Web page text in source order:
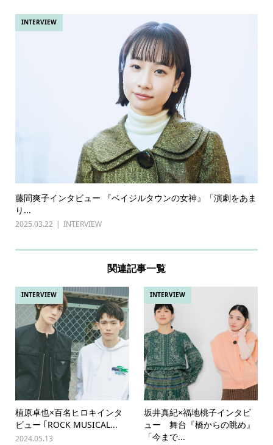
INTERVIEW
藤間爽子インタビュー 『ベイジルタウンの女神』「演劇をあま
り...
2025.03.22 INTERVIEW
関連記事一覧
INTERVIEW
植原卓也×百名ヒロキインタ
ビュー ｢ROCK MUSICAL...
2024.05.13
INTERVIEW
坂井真紀×福地桃子インタビ
ュー 舞台『橋からの眺め』
「今まで...